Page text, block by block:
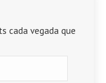
cada vegada que